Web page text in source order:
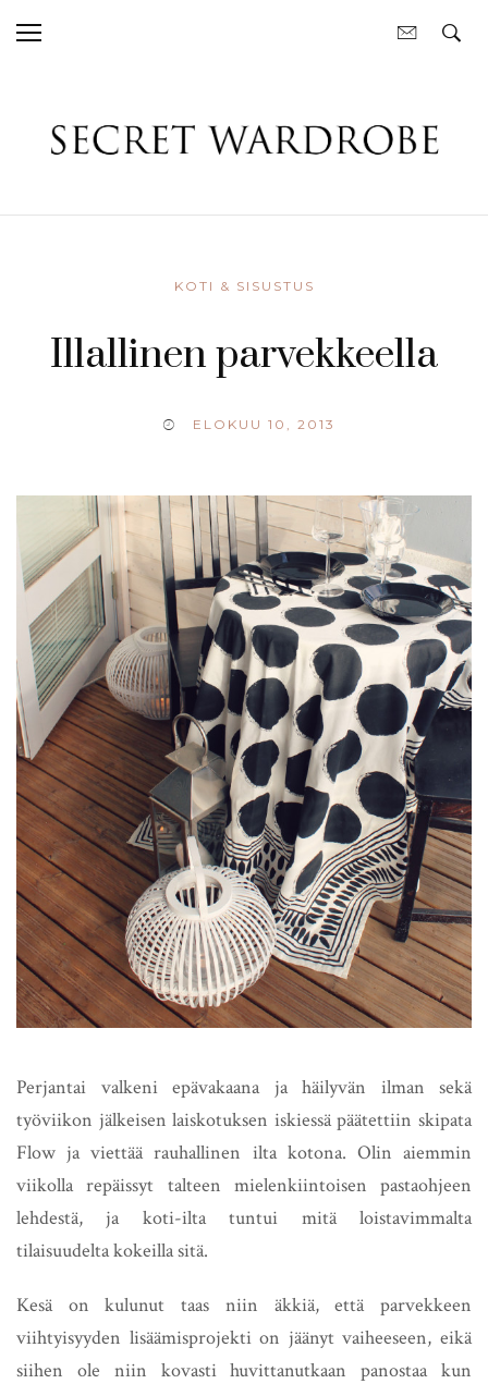
KOTI & SISUSTUS
Illallinen parvekkeella
ELOKUU 10, 2013
Perjantai valkeni epävakaana ja häilyvän ilman sekä
työviikon jälkeisen laiskotuksen iskiessä päätettiin skipata
Flow ja viettää rauhallinen ilta kotona. Olin aiemmin
viikolla repäissyt talteen mielenkiintoisen pastaohjeen
lehdestä, ja koti-ilta tuntui mitä loistavimmalta
tilaisuudelta kokeilla sitä.
Kesä on kulunut taas niin äkkiä, että parvekkeen
viihtyisyyden lisäämisprojekti on jäänyt vaiheeseen, eikä
siihen ole niin kovasti huvittanutkaan panostaa kun